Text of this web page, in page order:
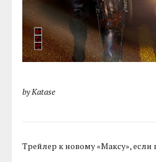
by Katase
Трейлер к новому «Максу», если